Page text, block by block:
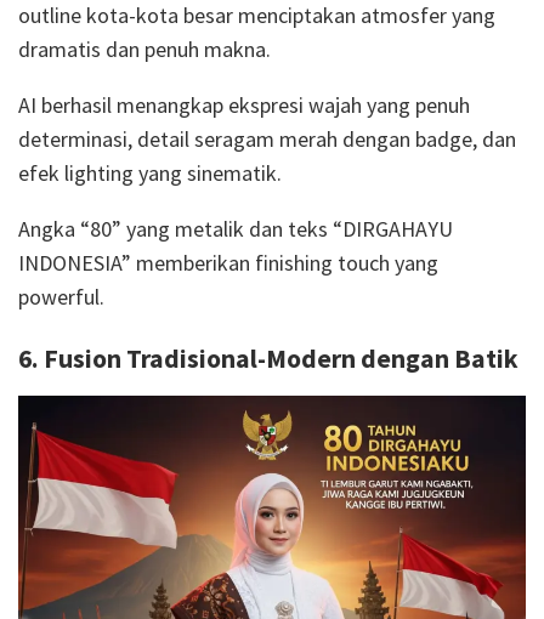
outline kota-kota besar menciptakan atmosfer yang
dramatis dan penuh makna.
AI berhasil menangkap ekspresi wajah yang penuh
determinasi, detail seragam merah dengan badge, dan
efek lighting yang sinematik.
Angka “80” yang metalik dan teks “DIRGAHAYU
INDONESIA” memberikan finishing touch yang
powerful.
6. Fusion Tradisional-Modern dengan Batik